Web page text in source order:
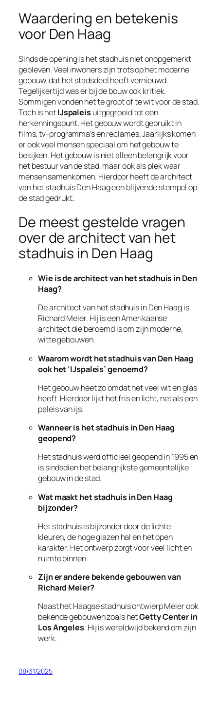
Waardering en betekenis
voor Den Haag
Sinds de opening is het stadhuis niet onopgemerkt
gebleven. Veel inwoners zijn trots op het moderne
gebouw, dat het stadsdeel heeft vernieuwd.
Tegelijkertijd was er bij de bouw ook kritiek.
Sommigen vonden het te groot of te wit voor de stad.
Toch is hetIJspaleis uitgegroeid tot een
herkenningspunt. Het gebouw wordt gebruikt in
films, tv-programma’s en reclames. Jaarlijks komen
er ook veel mensen speciaal om het gebouw te
bekijken. Het gebouw is niet alleen belangrijk voor
het bestuur van de stad, maar ook als plek waar
mensen samenkomen. Hierdoor heeft de architect
van het stadhuis Den Haag een blijvende stempel op
de stad gedrukt.
De meest gestelde vragen
over de architect van het
stadhuis in Den Haag
Wie is de architect van het stadhuis in Den
Haag?
De architect van het stadhuis in Den Haag is
Richard Meier. Hij is een Amerikaanse
architect die beroemd is om zijn moderne,
witte gebouwen.
Waarom wordt het stadhuis van Den Haag
ook het ‘IJspaleis’ genoemd?
Het gebouw heet zo omdat het veel wit en glas
heeft. Hierdoor lijkt het fris en licht, net als een
paleis van ijs.
Wanneer is het stadhuis in Den Haag
geopend?
Het stadhuis werd officieel geopend in 1995 en
is sindsdien het belangrijkste gemeentelijke
gebouw in de stad.
Wat maakt het stadhuis in Den Haag
bijzonder?
Het stadhuis is bijzonder door de lichte
kleuren, de hoge glazen hal en het open
karakter. Het ontwerp zorgt voor veel licht en
ruimte binnen.
Zijn er andere bekende gebouwen van
Richard Meier?
Naast het Haagse stadhuis ontwierp Meier ook
bekende gebouwen zoals hetGetty Center in
Los Angeles. Hij is wereldwijd bekend om zijn
werk.
08/31/2025